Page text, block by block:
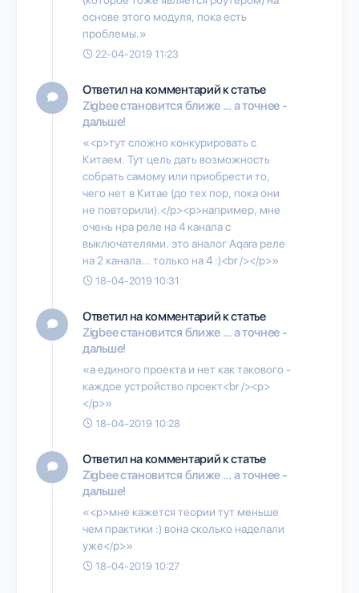
основе этого модуля, пока есть
проблемы.»
22-04-2019 11:23
Ответил на комментарий к статье
Zigbee становится ближе ... а точнее -
дальше!
«<p>тут сложно конкурировать с
Китаем. Тут цель дать возможность
собрать самому или приобрести то,
чего нет в Китае (до тех пор, пока они
не повторили).</p><p>например, мне
очень нра реле на 4 канала с
выключателями. это аналог Aqara реле
на 2 канала... только на 4 :)<br /></p>»
18-04-2019 10:31
Ответил на комментарий к статье
Zigbee становится ближе ... а точнее -
дальше!
«а единого проекта и нет как такового -
каждое устройство проект<br /><p>
</p>»
18-04-2019 10:28
Ответил на комментарий к статье
Zigbee становится ближе ... а точнее -
дальше!
«<p>мне кажется теории тут меньше
чем практики :) вона сколько наделали
уже</p>»
18-04-2019 10:27